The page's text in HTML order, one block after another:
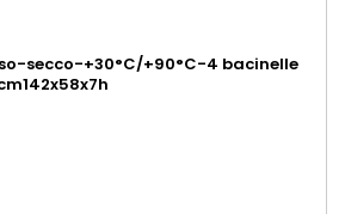
secco-+30°C/+90°C-4 bacinelle